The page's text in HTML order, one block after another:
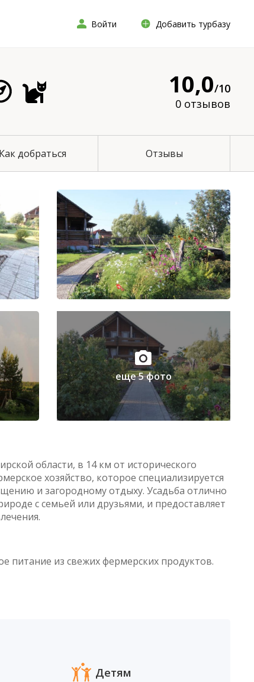
Войти Добавить турбазу
10,0/10
0 отзывов
Как добраться Отзывы
еще 5 фото
области, в 14 км от исторического
хозяйство, которое специализируется
и загородному отдыху. Усадьба отлично
с семьей или друзьями, и предоставляет
питание из свежих фермерских продуктов.
Детям